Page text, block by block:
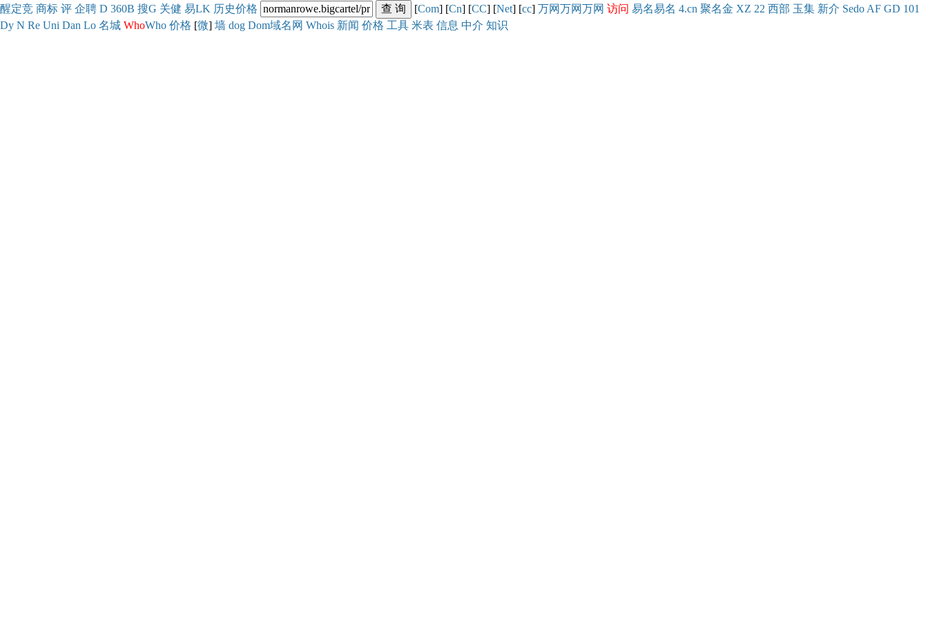
醒定竞 商标 评 企聘 D 360B 搜G 关健 易LK 历史价格 [Com] [Cn] [CC] [Net] [cc] 万网万网万网 访问 易名易名 4.cn 聚名金 XZ 22 西部 玉集 新介 Sedo AF GD 101
Dy N Re Uni Dan Lo 名城 WhoWho 价格 [微] 墙 dog Dom域名网 Whois 新闻 价格 工具 米表 信息 中介 知识